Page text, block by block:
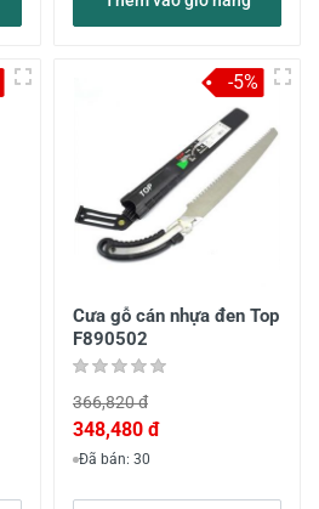
Cưa gỗ cán nhựa đen Top
F890502
366,820 đ
348,480 đ
Đã bán: 30
-5%